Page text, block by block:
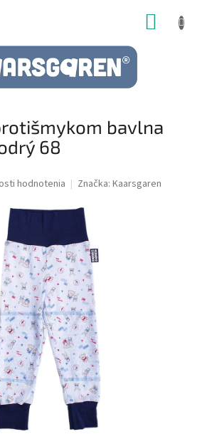
bavlna
68
hodnotenia Značka: Kaarsgaren